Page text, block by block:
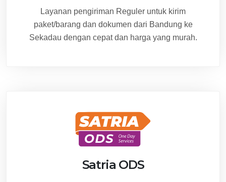
Layanan pengiriman Reguler untuk kirim
paket/barang dan dokumen dari Bandung ke
Sekadau dengan cepat dan harga yang murah.
Satria ODS